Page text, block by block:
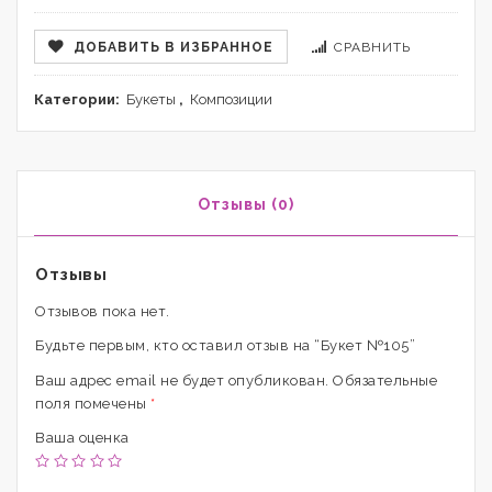
ДОБАВИТЬ В ИЗБРАННОЕ СРАВНИТЬ
Категории: Букеты , Композиции
Отзывы (0)
Отзывы
Отзывов пока нет.
Будьте первым, кто оставил отзыв на “Букет №105”
Ваш адрес email не будет опубликован. Обязательные
поля помечены *
Ваша оценка